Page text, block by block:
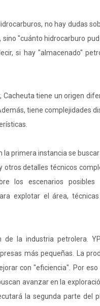
no hay dudas
"cuánto hidrocarburo
si hay "almacenado"
tiene un origen
tiene complejidades
la primera instancia se
detalles técnicos
los escenarios posibles
explotar el área,
de la industria petrolera.
más pequeñas. La
con "eficiencia". Por
avanzar en la
la segunda parte del